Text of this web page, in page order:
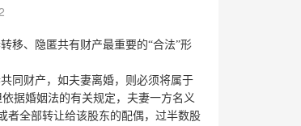
移、隐匿共有财产最重要的“合法”形
同财产，如夫妻离婚，则必须将属于
据婚姻法的有关规定，夫妻一方名义
者全部转让给该股东的配偶，过半数股